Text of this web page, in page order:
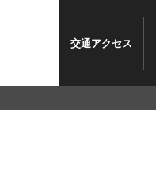
交通アクセス